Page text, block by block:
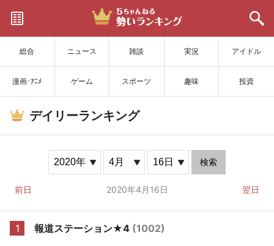
総合 ニュース 雑談 実況 アイドル
漫画･ｱﾆﾒ ゲーム スポーツ 趣味 投資
サイトを更新
デイリーランキング
検索
前日 2020年4月16日 翌日
1 報道ステーション★4 (1002)